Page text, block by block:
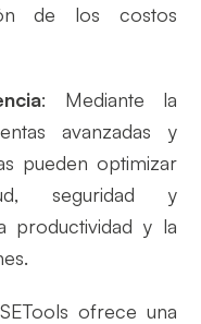
de los costos
: Mediante la
avanzadas y
pueden optimizar
seguridad y
productividad y la
ofrece una